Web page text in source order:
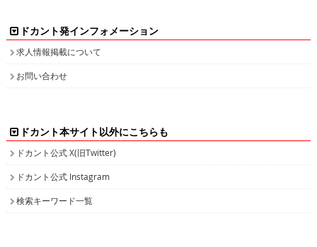
ドカント発インフォメーション
求人情報掲載について
お問い合わせ
ドカント本サイト以外にこちらも
ドカント公式 X(旧Twitter)
ドカント公式 Instagram
検索キーワード一覧